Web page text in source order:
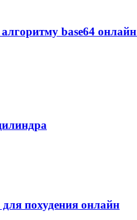
base64
похудения онлайн